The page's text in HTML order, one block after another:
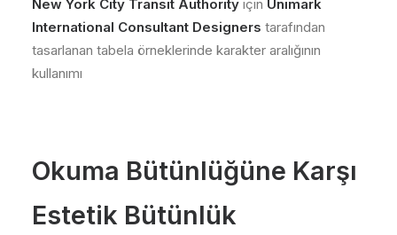
New York City Transit Authority için Unimark
International Consultant Designers tarafından
tasarlanan tabela örneklerinde karakter aralığının
kullanımı
Okuma Bütünlüğüne Karşı
Estetik Bütünlük